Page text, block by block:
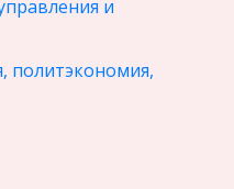
и
политэкономия,